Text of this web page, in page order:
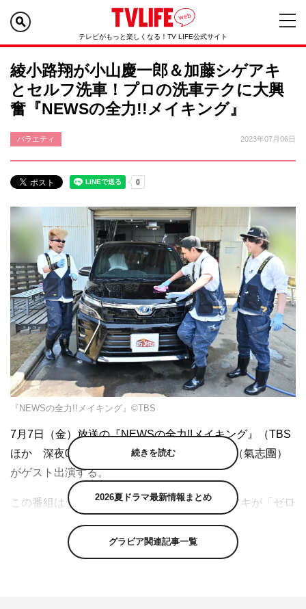
テレビがもっと楽しくなる！TV LIFE公式サイト
綾小路翔が小山慶一郎＆加藤シゲアキ
とセルフ洗車！プロの洗車テクに大興
奮『NEWSの全力!!メイキング』
バラエティ 2023年07月06日
『NEWSの全力!!メイキング』©TBS
7月7日（金）放送の『NEWSの全力!!メイキング』（TBS
ほか 深夜0時48分～1時18分）に、綾小路翔（氣志團）
がゲスト出演する。
この番組は、NEWSの小山慶一郎と加藤シゲアキが「ゼロ
ら自作していくDIYバラエティ。さまざまなモノ作りを通
じて超絶スキルを習得しながら、1人で何でもできる理想
続きを読む
2026夏ドラマ最新情報まとめ
グラビア関連記事一覧